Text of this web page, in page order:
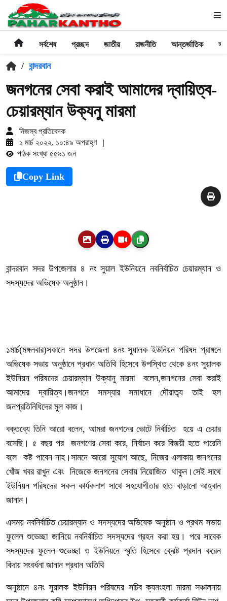
সর্বশেষ প্রচ্ছদ জাতীয় রাজনীতি আন্তর্জাতিক
/ বান্দরবান
জনগনের সেবা করাই আমাদের দ্বায়িত্ব-
চেয়ারম্যান উক্যনু মারমা
নিজস্ব প্রতিবেদক
১ মার্চ ২০২২, ১০:৪৯ অপরাহ্ণ
|
পাঠক সংখ্যা ৫৫৯১ জন
Copy Link
বান্দরবান সদর উপজেলার ৪ নং সুয়াল ইউনিয়নে নবনির্বাচিত চেয়ারম্যান ও
সদস্যদের অভিষেক অনুষ্ঠান।
১মার্চ(মঙ্গলবার)সকালে সদর উপজেলা ৪নং সুয়ালক ইউনিয়ন পরিষদ প্রাঙ্গনে
অভিষেক সভায় অনুষ্ঠানে প্রধান অতিথি হিসেবে উপস্থিত থেকে ৪নং সুয়ালক
ইউনিয়ন পরিষদের চেয়ারম্যান উক্যানু মারমা বলেন,জনগনের সেবা করাই
আমাদের দ্বায়িত্ব।জনগনে সমস্যার সমাধানে দৌরাত্ব্য তাই হল
জনপ্রতিনিধিদের মুল কাজ।
বক্তব্যে তিনি আরো বলেন, আমরা জনগনের ভোটে নির্বাচিত হয়ে এ চেয়ার
বসেছি। ৫ বছর পর জনগণের সেবা করে, নির্বাচন করে বিজয়ী হতে পারেনি
বলে কষ্ট পাবেন নাহ।সামনে আরো সুযোগ আছে, নিজের এলাকায় জনগনের
খোঁজ খবর রাখুন এবং নিজেকে জনগনের সেবায় নিয়োজিত থাকুন।সেই সাথে
ইউনিয়ন পরিষদের সকল কার্যকলাপ সাথে সহযোগীতার হাত বাড়ানো আহ্বান
জানান।
এসময় নবনির্বাচিত চেয়ারম্যান ও সদস্যদের অভিষেক অনুষ্ঠান ও প্রথম সভায়
ফুলেল শুভেচ্ছা জানিয়ে নবনির্বাচিত সদস্যদের গ্রহন করা হয়। পরে সাবেক
সদস্যদের ফুলেল শুভেচ্ছা ও ইউনিয়নে স্মৃতি হিসেবে ক্রেষ্ট প্রদান করেন
বিদায় সংবর্ধনা জানান প্রধান অতিথি
অনুষ্ঠানে ৪নং সুয়ালক ইউনিয়ন পরিষদের সচিব ক্যমংহলা মারমা সঞ্চালনায়